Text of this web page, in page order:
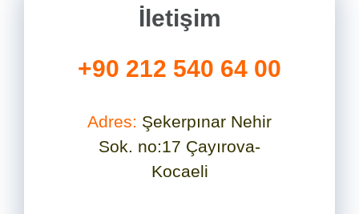
İletişim
+90 212 540 64 00
Adres: Şekerpınar Nehir
Sok. no:17 Çayırova-
Kocaeli